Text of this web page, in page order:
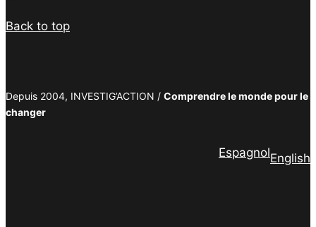
Back to top
Depuis 2004, INVESTIG’ACTION / Comprendre le monde pour le
changer
EspagnolEnglish